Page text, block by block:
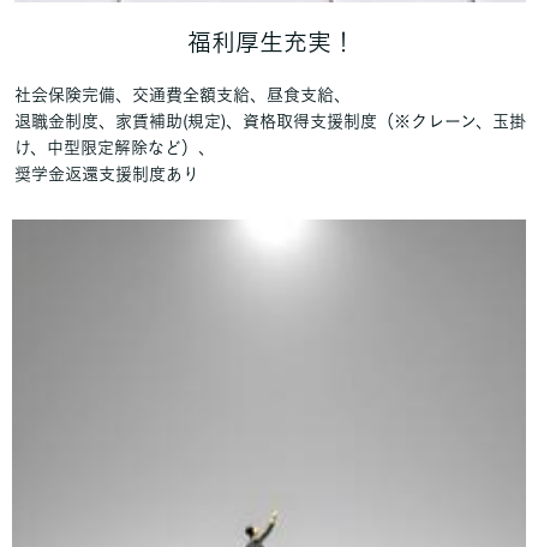
福利厚生充実！
社会保険完備、交通費全額支給、昼食支給、
退職金制度、家賃補助(規定)、資格取得支援制度（※クレーン、玉掛
け、中型限定解除など）、
奨学金返還支援制度あり